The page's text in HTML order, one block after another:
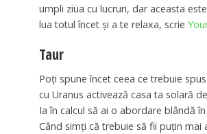
umpli ziua cu lucruri, dar aceasta
lua totul încet și a te relaxa, scrie
Taur
Poți spune încet ceea ce trebuie
cu Uranus activează casa ta solară
Ia în calcul să ai o abordare blândă
Când simți că trebuie să fii puțin mai